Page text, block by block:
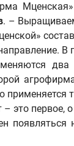
Мценская»
. –
два
– это